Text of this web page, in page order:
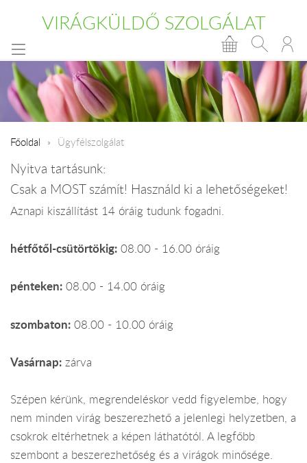
VIRÁGKÜLDŐ SZOLGÁLAT
Főoldal Ügyfélszolgálat
Nyitva tartásunk:
Csak a MOST számít! Használd ki a lehetőségeket!
Aznapi kiszállítást 14 óráig tudunk fogadni.
hétfőtől-csütörtökig: 08.00 - 16.00 óráig
pénteken: 08.00 - 14.00 óráig
szombaton: 08.00 - 10.00 óráig
Vasárnap: zárva
Szépen kérünk, megrendeléskor vedd figyelembe, hogy
nem minden virág beszerezhető a jelenlegi helyzetben, a
csokrok eltérhetnek a képen láthatótól. A legfőbb
szembont a beszerezhetőség és a virágok minősége.